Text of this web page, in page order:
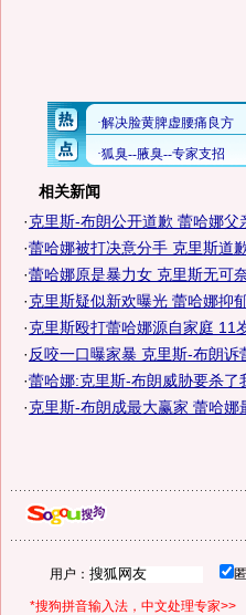
相关新闻
·克里斯-布朗公开道歉 蕾哈娜父
·蕾哈娜被打决意分手 克里斯道
·蕾哈娜原是暴力女 克里斯无可
·克里斯疑似新欢曝光 蕾哈娜抑
·克里斯殴打蕾哈娜源自家庭 11
· 反咬一口曝家暴 克里斯-布朗诉
·蕾哈娜:克里斯-布朗威胁要杀了
·克里斯-布朗成最大赢家 蕾哈娜
用户：
*搜狗拼音输入法，中文处理专家>>